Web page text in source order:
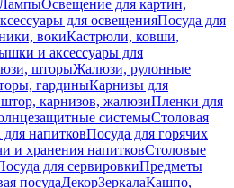
Освещение для картин,
для освещенияПосуда для
вокиКастрюли, ковши,
и аксессуары для
шторыЖалюзи, рулонные
гардиныКарнизы для
карнизов, жалюзиПленки для
системыСтоловая
напитковПосуда для горячих
и хранения напитковСтоловые
для сервировкиПредметы
посудаДекорЗеркалаКашпо,